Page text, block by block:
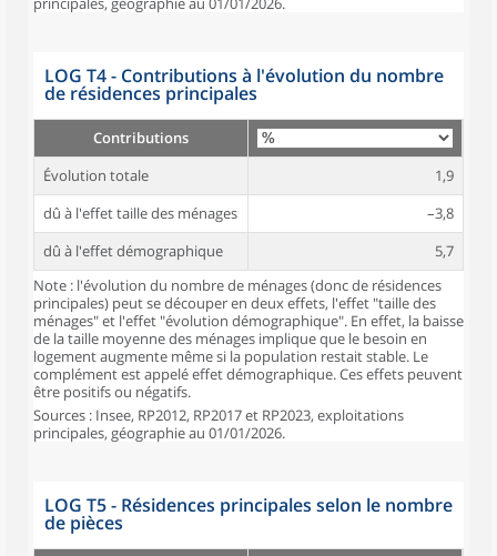
LOG T4 - Contributions à l'évolution du nombre
de résidences principales
Contributions
Évolution totale
1,9
dû à l'effet taille des ménages
–3,8
dû à l'effet démographique
5,7
Note : l'évolution du nombre de ménages (donc de résidences
principales) peut se découper en deux effets, l'effet "taille des
ménages" et l'effet "évolution démographique". En effet, la baisse
de la taille moyenne des ménages implique que le besoin en
logement augmente même si la population restait stable. Le
complément est appelé effet démographique. Ces effets peuvent
être positifs ou négatifs.
Sources : Insee, RP2012, RP2017 et RP2023, exploitations
principales, géographie au 01/01/2026.
LOG T5 - Résidences principales selon le nombre
de pièces